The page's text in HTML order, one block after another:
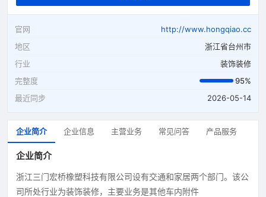
官网
http://www.hongqiao.cc
地区
浙江省台州市
行业
装饰装修
完整度
95%
最近同步
2026-05-14
企业简介 企业信息 主营业务 常见问答 产品服务
企业简介
浙江三门宏桥橡塑科技有限公司设有交通和家居两个部门。该公
司所处行业为装饰装修，主要业务是其他车内附件